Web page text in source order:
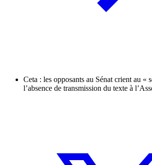
Ceta : les opposants au Sénat crient au «
l’absence de transmission du texte à